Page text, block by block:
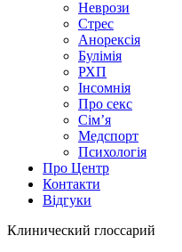
Неврози
Стрес
Анорексія
Булімія
РХП
Інсомнія
Про секс
Сім’я
Медспорт
Психологія
Про Центр
Контакти
Відгуки
Клинический глоссарий